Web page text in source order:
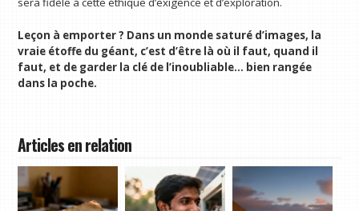
Leçon à emporter ? Dans un monde saturé d’images, la
vraie étoffe du géant, c’est d’être là où il faut, quand il
faut, et de garder la clé de l’inoubliable… bien rangée
dans la poche.
Articles en relation